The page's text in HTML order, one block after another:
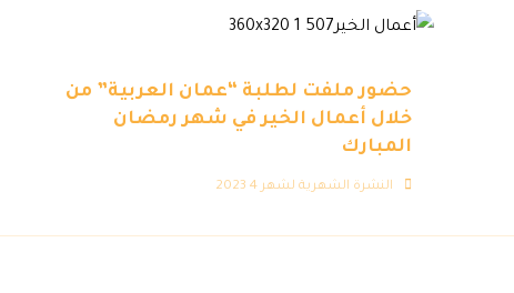
حضور ملفت لطلبة “عمان العربية” من
خلال أعمال الخير في شهر رمضان
المبارك
النشرة الشهرية لشهر 4 2023